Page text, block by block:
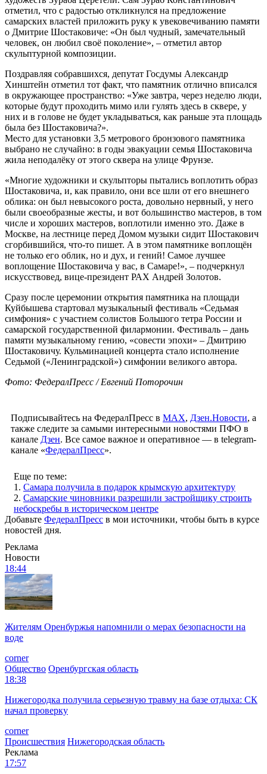
отметил, что с радостью откликнулся на предложение
самарских властей приложить руку к увековечиванию памяти
о Дмитрие Шостаковиче: «Он был чудный, замечательный
человек, он любил своё поколение», – отметил автор
скульптурной композиции.
Поздравляя собравшихся, депутат Госдумы Александр
Хинштейн отметил тот факт, что памятник отлично вписался
в окружающее пространство: «Уже завтра, через неделю люди,
которые будут проходить мимо или гулять здесь в сквере, у
них и в голове не будет укладываться, как раньше эта площадь
была без Шостаковича?».
Место для установки 3,5 метрового бронзового памятника
выбрано не случайно: в годы эвакуации семья Шостаковича
жила неподалёку от этого сквера на улице Фрунзе.
«Многие художники и скульпторы пытались воплотить образ
Шостаковича, и, как правило, они все шли от его внешнего
облика: он был невысокого роста, довольно нервный, у него
были своеобразные жесты, и вот большинство мастеров, в том
числе и хороших мастеров, воплотили именно это. Даже в
Москве, на лестнице перед Домом музыки сидит Шостакович
сгорбившийся, что-то пишет. А в этом памятнике воплощён
не только его облик, но и дух, и гений! Самое лучшее
воплощение Шостаковича у вас, в Самаре!», – подчеркнул
искусствовед, вице-президент РАХ Андрей Золотов.
Сразу после церемонии открытия памятника на площади
Куйбышева стартовал музыкальный фестиваль «Седьмая
симфония» с участием солистов Большого тетра России и
самарской государственной филармонии. Фестиваль – дань
памяти музыкальному гению, «совести эпохи» – Дмитрию
Шостаковичу. Кульминацией концерта стало исполнение
Седьмой («Ленинградской») симфонии великого автора.
Фото: ФедералПресс / Евгений Поторочин
Подписывайтесь на ФедералПресс в МАХ, Дзен.Новости, а
также следите за самыми интересными новостями ПФО в
канале Дзен. Все самое важное и оперативное — в telegram-
канале «ФедералПресс».
Еще по теме:
1. Самара получила в подарок крымскую архитектуру
2. Самарские чиновники разрешили застройщику строить
небоскребы в историческом центре
Добавьте ФедералПресс в мои источники, чтобы быть в курсе
новостей дня.
Реклама
Новости
18:44
Жителям Оренбуржья напомнили о мерах безопасности на
воде
corner
Общество Оренбургская область
18:38
Нижегородка получила серьезную травму на базе отдыха: СК
начал проверку
corner
Происшествия Нижегородская область
Реклама
17:57